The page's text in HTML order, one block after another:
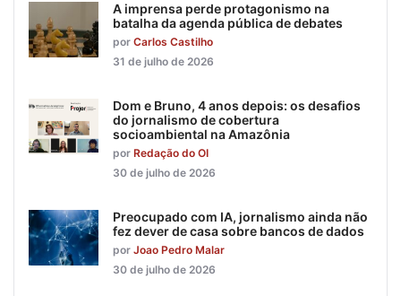
A imprensa perde protagonismo na
batalha da agenda pública de debates
por Carlos Castilho
31 de julho de 2026
Dom e Bruno, 4 anos depois: os desafios
do jornalismo de cobertura
socioambiental na Amazônia
por Redação do OI
30 de julho de 2026
Preocupado com IA, jornalismo ainda não
fez dever de casa sobre bancos de dados
por Joao Pedro Malar
30 de julho de 2026